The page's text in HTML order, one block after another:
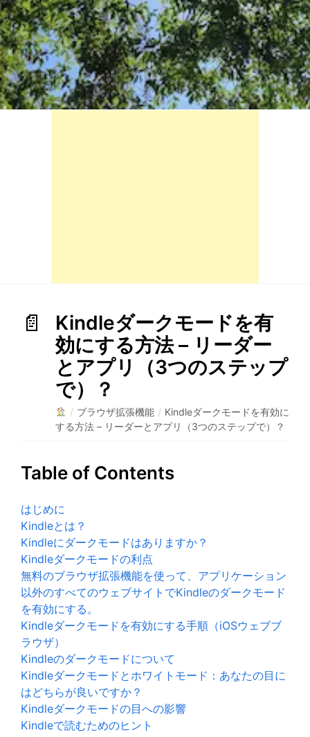
Kindleダークモードを有
効にする方法 – リーダー
とアプリ（3つのステップ
で）？
/ ブラウザ拡張機能 / Kindleダークモードを有効に
する方法 – リーダーとアプリ（3つのステップで）？
Table of Contents
はじめに
Kindleとは？
Kindleにダークモードはありますか？
Kindleダークモードの利点
無料のブラウザ拡張機能を使って、アプリケーション
以外のすべてのウェブサイトでKindleのダークモード
を有効にする。
Kindleダークモードを有効にする手順（iOSウェブブ
ラウザ）
Kindleのダークモードについて
Kindleダークモードとホワイトモード：あなたの目に
はどちらが良いですか？
Kindleダークモードの目への影響
Kindleで読むためのヒント